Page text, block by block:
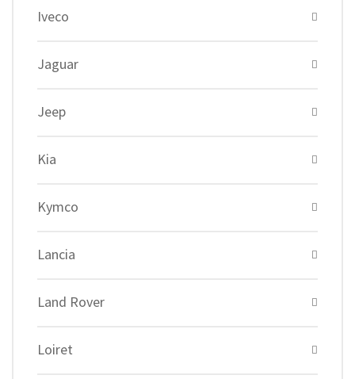
Iveco
Jaguar
Jeep
Kia
Kymco
Lancia
Land Rover
Loiret